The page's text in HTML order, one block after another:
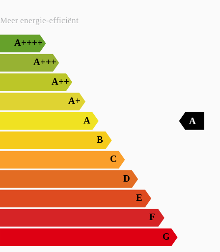
Meer energie-efficiënt
A++++
A+++
A++
A+
A
B
C
D
E
F
G
A